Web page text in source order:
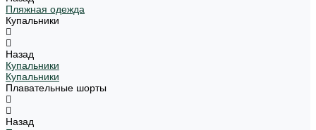
Пляжная одежда
Купальники
Назад
Купальники
Купальники
Плавательные шорты
Назад